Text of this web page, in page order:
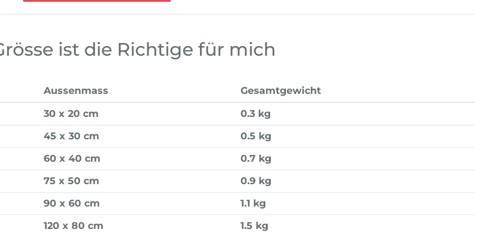
ist die Richtige für mich
Aussenmass
Gesamtgewicht
30 x 20 cm
0.3 kg
45 x 30 cm
0.5 kg
60 x 40 cm
0.7 kg
75 x 50 cm
0.9 kg
90 x 60 cm
1.1 kg
120 x 80 cm 1.5 kg